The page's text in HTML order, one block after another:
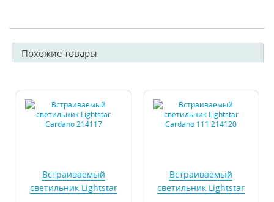
Похожие товары
Встраиваемый
светильник Lightstar
Встраиваемый
светильник Lightstar